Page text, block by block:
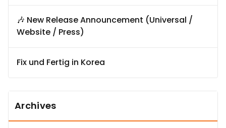
🎶 New Release Announcement (Universal /
Website / Press)
Fix und Fertig in Korea
Archives